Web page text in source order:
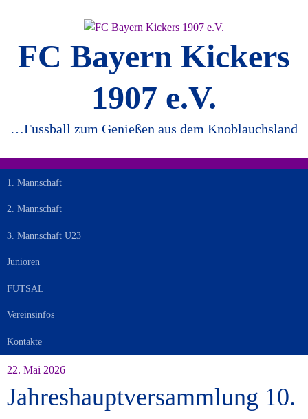
FC Bayern Kickers
1907 e.V.
…Fussball zum Genießen aus dem Knoblauchsland
1. Mannschaft
2. Mannschaft
3. Mannschaft U23
Junioren
FUTSAL
Vereinsinfos
Kontakte
22. Mai 2026
Jahreshauptversammlung 10.